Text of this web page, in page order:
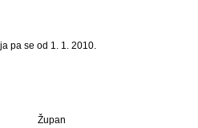
pa se od 1. 1. 2010.
Župan